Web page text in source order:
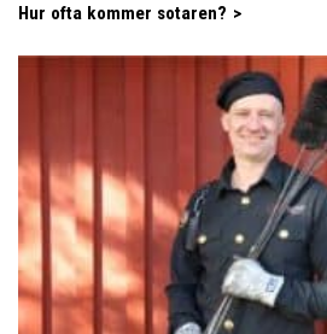
Hur ofta kommer sotaren?